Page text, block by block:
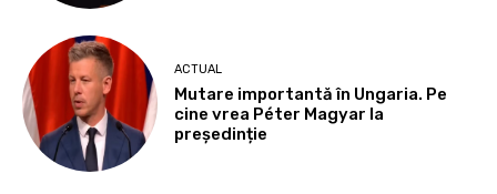
ACTUAL
Mutare importantă în Ungaria. Pe
cine vrea Péter Magyar la
președinție